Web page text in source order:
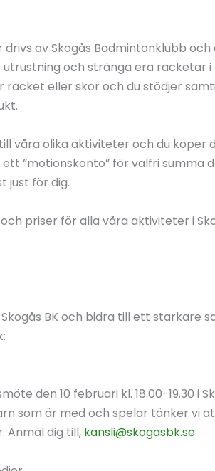
av Skogås Badmintonklubb
och stränga era racketar i
eller skor och du stödjer
våra olika aktiviteter och du
”motionskonto” för valfri summa
just för dig.
priser för alla våra aktiviteter i
BK och bidra till ett starkare
den 10 februari kl. 18.00-19.30 i
som är med och spelar tänker vi
Anmäl dig till, kansli@skogasbk.se